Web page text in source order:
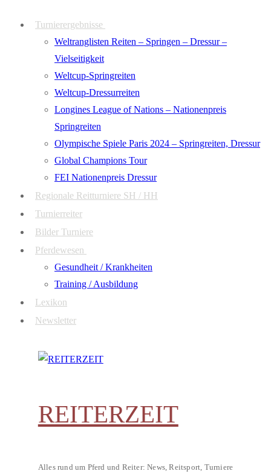
Turnierergebnisse
Weltranglisten Reiten – Springen – Dressur –
Vielseitigkeit
Weltcup-Springreiten
Weltcup-Dressurreiten
Longines League of Nations – Nationenpreis
Springreiten
Olympische Spiele Paris 2024 – Springreiten, Dressur
Global Champions Tour
FEI Nationenpreis Dressur
Regionale Reitturniere SH / HH
Turnierreiter
Bilder Turniere
Pferdewesen
Gesundheit / Krankheiten
Training / Ausbildung
Lexikon
Newsletter
REITERZEIT
Alles rund um Pferd und Reiter: News, Reitsport, Turniere